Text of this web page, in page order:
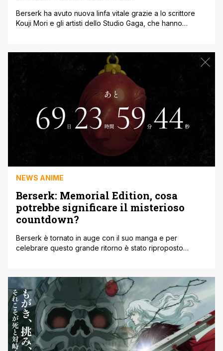
Berserk ha avuto nuova linfa vitale grazie a lo scrittore
Kouji Mori e gli artisti dello Studio Gaga, che hanno
sempre. Durante la stagione estiva abbiamo ricevuto la
notizia riguardante la trasposizione anime classica
NEWS ANIME
Berserk: Memorial Edition, cosa
potrebbe significare il misterioso
countdown?
Berserk è tornato in auge con il suo manga e per
celebrare questo grande ritorno è stato riproposto
all’interno di questa Memorial Edition saranno presenti
alcuni minuti inediti mai aggiunti nella prima pubblicazione.
A tal proposito i [']